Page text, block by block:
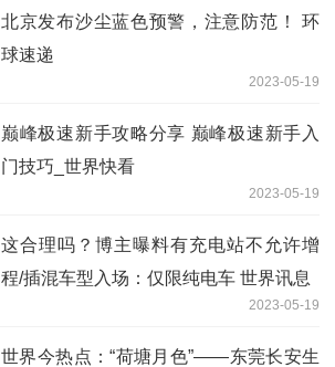
北京发布沙尘蓝色预警，注意防范！ 环
球速递
2023-05-19
巅峰极速新手攻略分享 巅峰极速新手入
门技巧_世界快看
2023-05-19
这合理吗？博主曝料有充电站不允许增
程/插混车型入场：仅限纯电车 世界讯息
2023-05-19
世界今热点：“荷塘月色”——东莞长安生